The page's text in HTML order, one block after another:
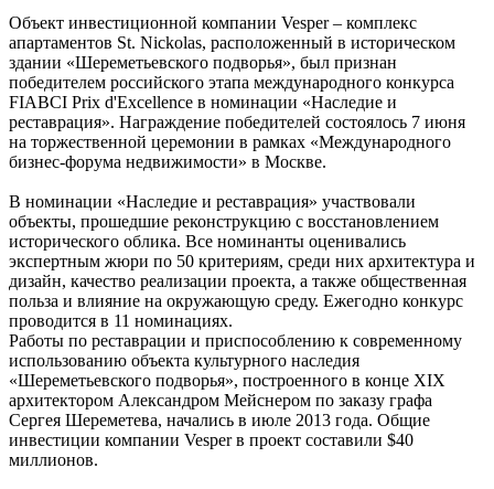
Объект инвестиционной компании Vesper – комплекс
апартаментов St. Nickolas, расположенный в историческом
здании «Шереметьевского подворья», был признан
победителем российского этапа международного конкурса
FIABCI Prix d'Excellence в номинации «Наследие и
реставрация». Награждение победителей состоялось 7 июня
на торжественной церемонии в рамках «Международного
бизнес-форума недвижимости» в Москве.
В номинации «Наследие и реставрация» участвовали
объекты, прошедшие реконструкцию с восстановлением
исторического облика. Все номинанты оценивались
экспертным жюри по 50 критериям, среди них архитектура и
дизайн, качество реализации проекта, а также общественная
польза и влияние на окружающую среду. Ежегодно конкурс
проводится в 11 номинациях.
Работы по реставрации и приспособлению к современному
использованию объекта культурного наследия
«Шереметьевского подворья», построенного в конце XIX
архитектором Александром Мейснером по заказу графа
Сергея Шереметева, начались в июле 2013 года. Общие
инвестиции компании Vesper в проект составили $40
миллионов.